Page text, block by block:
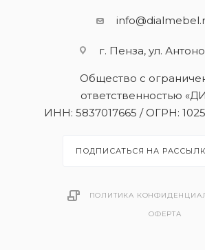
г. Пенза, ул.
Общество с
ответственностью
ИНН: 5837017665 / ОГРН:
ПОДПИСАТЬСЯ НА
ПОЛИТИКА
ОФЕРТА